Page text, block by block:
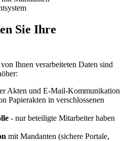
Sie Ihre
Ihnen verarbeiteten Daten sind
Akten und E-Mail-Kommunikation
Papierakten in verschlossenen
- nur beteiligte Mitarbeiter haben
mit Mandanten (sichere Portale,